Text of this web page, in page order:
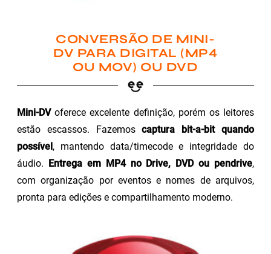
CONVERSÃO DE MINI-
DV PARA DIGITAL (MP4
OU MOV) OU DVD
Mini-DVoferece excelente definição, porém os leitores
estão escassos. Fazemoscaptura bit-a-bit quando
possível, mantendo data/timecode e integridade do
áudio. Entrega em MP4 no Drive, DVD ou pendrive,
com organização por eventos e nomes de arquivos,
pronta para edições e compartilhamento moderno.